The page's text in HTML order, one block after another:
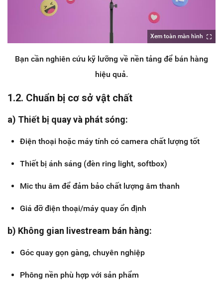
Xem toàn màn hình
Bạn cần nghiên cứu kỹ lưỡng về nền tảng để bán hàng
hiệu quả.
1.2. Chuẩn bị cơ sở vật chất
a) Thiết bị quay và phát sóng:
Điện thoại hoặc máy tính có camera chất lượng tốt
Thiết bị ánh sáng (đèn ring light, softbox)
Mic thu âm để đảm bảo chất lượng âm thanh
Giá đỡ điện thoại/máy quay ổn định
b) Không gian livestream bán hàng:
Góc quay gọn gàng, chuyên nghiệp
Phông nền phù hợp với sản phẩm